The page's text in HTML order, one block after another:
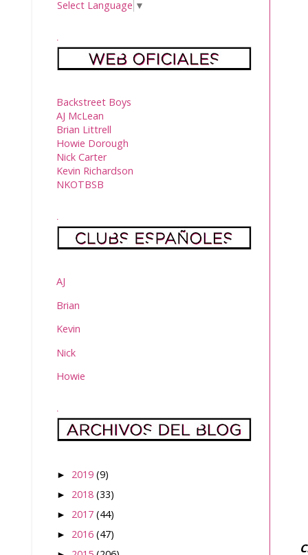
Select Language ▼
.
Backstreet Boys
AJ McLean
Brian Littrell
Howie Dorough
Nick Carter
Kevin Richardson
NKOTBSB
.
AJ
Brian
Kevin
Nick
Howie
.
► 2019 (9)
► 2018 (33)
► 2017 (44)
► 2016 (47)